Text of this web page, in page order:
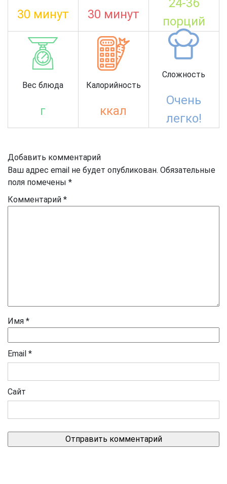
30 минут 30 минут
24-36
порций
Вес блюда
г
Калорийность
ккал
Сложность
Очень
легко!
Добавить комментарий
Ваш адрес email не будет опубликован. Обязательные
поля помечены *
Комментарий *
Имя *
Email *
Сайт